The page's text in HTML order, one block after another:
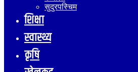
सुदुरपस्चिम
शिक्षा
स्वास्थ्य
कृषि